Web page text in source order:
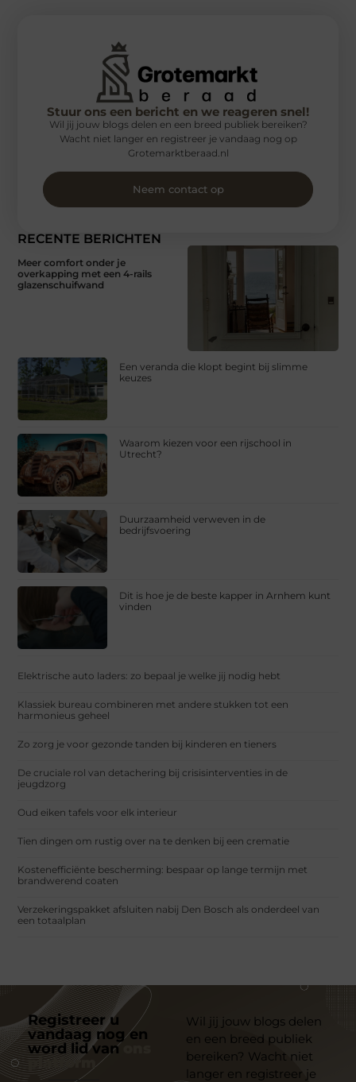
RECENTE BERICHTEN
Meer comfort onder je
overkapping met een 4-rails
glazenschuifwand
Een veranda die klopt begint bij slimme
keuzes
Waarom kiezen voor een rijschool in
Utrecht?
Duurzaamheid verweven in de
bedrijfsvoering
Dit is hoe je de beste kapper in Arnhem kunt
vinden
Elektrische auto laders: zo bepaal je welke jij nodig hebt
Klassiek bureau combineren met andere stukken tot een
harmonieus geheel
Zo zorg je voor gezonde tanden bij kinderen en tieners
De cruciale rol van detachering bij crisisinterventies in de
jeugdzorg
Oud eiken tafels voor elk interieur
Tien dingen om rustig over na te denken bij een crematie
Kostenefficiënte bescherming: bespaar op lange termijn met
brandwerend coaten
Verzekeringspakket afsluiten nabij Den Bosch als onderdeel van
een totaalplan
Stuur ons een bericht en we reageren snel!
Wil jij jouw blogs delen en een breed publiek bereiken?
Wacht niet langer en registreer je vandaag nog op
Grotemarktberaad.nl
Neem contact op
Registreer u
vandaag nog en
word lid van
platform
Wil jij jouw blogs delen
en een breed publiek
bereiken? Wacht niet
langer en registreer je